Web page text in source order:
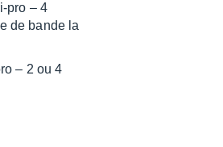
pro – 4
de bande la
– 2 ou 4